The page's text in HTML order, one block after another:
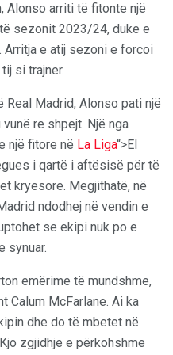
Alonso arriti të fitonte një
sezonit 2023/24, duke e
Arritja e atij sezoni e forcoi
si trajner.
Real Madrid, Alonso pati një
re shpejt. Një nga
një fitore në La Liga“>El
i qartë i aftësisë për të
kryesore. Megjithatë, në
ndodhej në vendin e
se ekipi nuk po e
synuar.
emërime të mundshme,
Calum McFarlane. Ai ka
dhe do të mbetet në
zgjidhje e përkohshme